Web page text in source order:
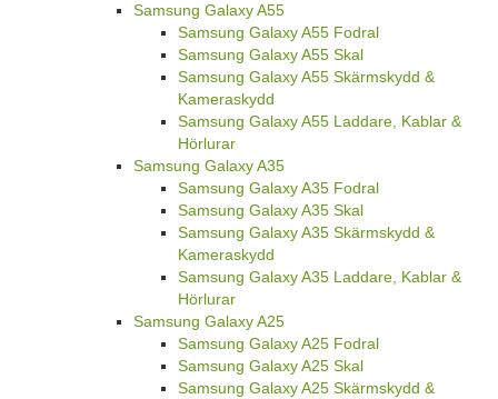
Samsung Galaxy A55
Samsung Galaxy A55 Fodral
Samsung Galaxy A55 Skal
Samsung Galaxy A55 Skärmskydd &
Kameraskydd
Samsung Galaxy A55 Laddare, Kablar &
Hörlurar
Samsung Galaxy A35
Samsung Galaxy A35 Fodral
Samsung Galaxy A35 Skal
Samsung Galaxy A35 Skärmskydd &
Kameraskydd
Samsung Galaxy A35 Laddare, Kablar &
Hörlurar
Samsung Galaxy A25
Samsung Galaxy A25 Fodral
Samsung Galaxy A25 Skal
Samsung Galaxy A25 Skärmskydd &